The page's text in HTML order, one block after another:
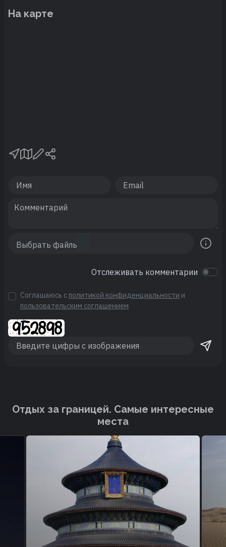
На карте
Отслеживать комментарии
Соглашаюсь с политикой конфиденциальности и
пользовательским соглашением
Отдых за границей. Cамые интересные
места